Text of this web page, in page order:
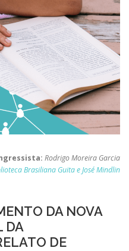
Rodrigo Moreira Garcia
Brasiliana Guita e José Mindlin
DA NOVA
DA
DE